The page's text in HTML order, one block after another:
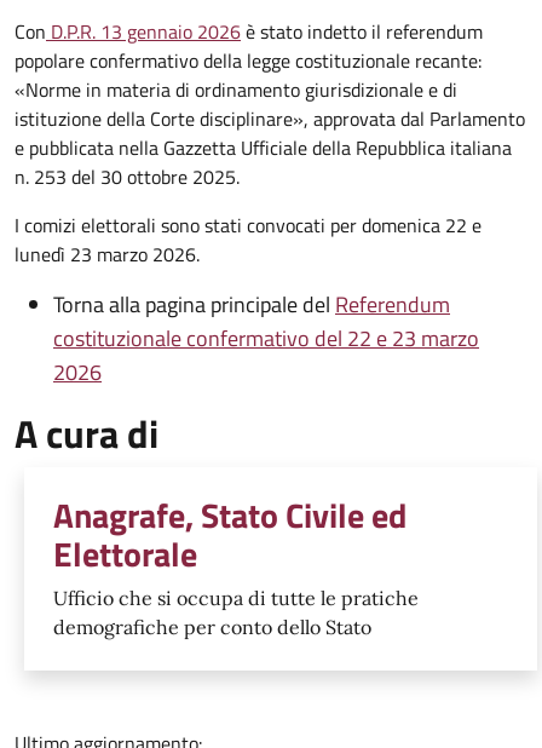
Descrizione
Con D.P.R. 13 gennaio 2026è stato indetto il referendum
popolare confermativo della legge costituzionale recante:
«Norme in materia di ordinamento giurisdizionale e di
istituzione della Corte disciplinare», approvata dal Parlamento
e pubblicata nella Gazzetta Ufficiale della Repubblica italiana
n. 253 del 30 ottobre 2025.
I comizi elettorali sono stati convocati per domenica 22 e
lunedì 23 marzo 2026.
Torna alla pagina principale del Referendum
costituzionale confermativo del 22 e 23 marzo
2026
A cura di
Anagrafe, Stato Civile ed
Elettorale
Ufficio che si occupa di tutte le pratiche
demografiche per conto dello Stato